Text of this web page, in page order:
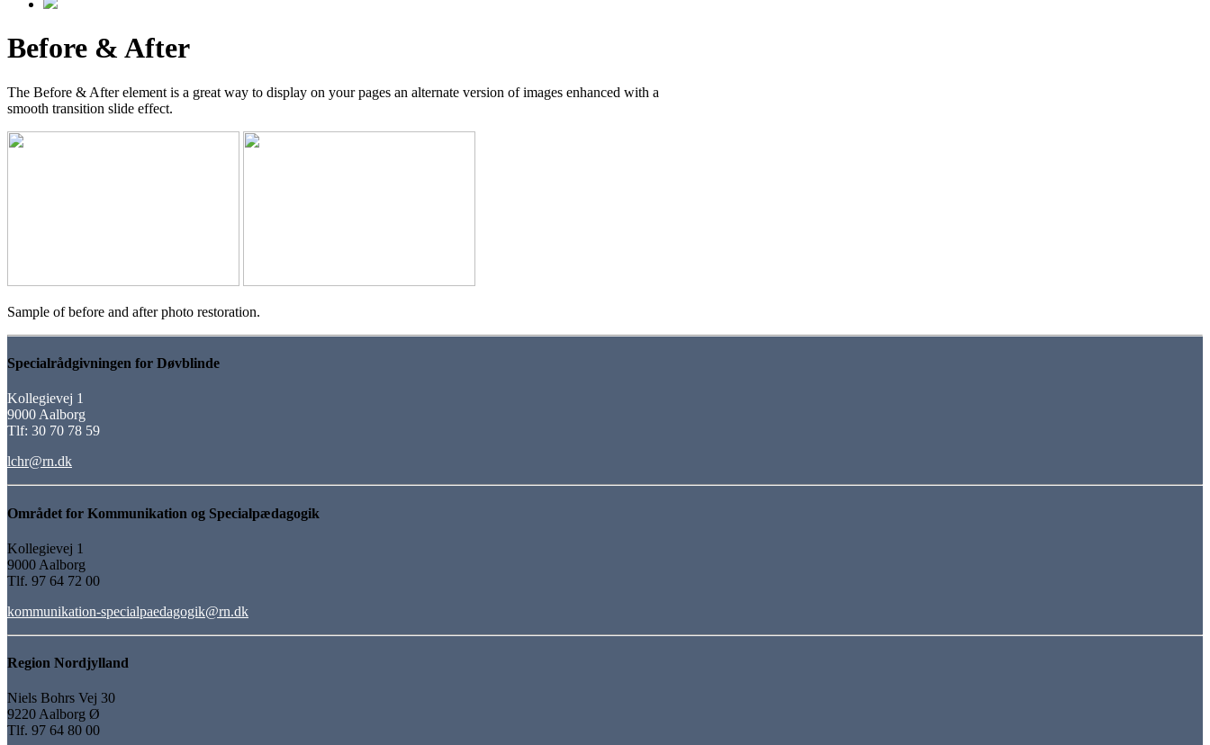
Before & After
The Before & After element is a great way to display on your pages an alternate version of images enhanced with a
smooth transition slide effect.
Sample of before and after photo restoration.
Specialrådgivningen for Døvblinde
Kollegievej 1
9000 Aalborg
Tlf: 30 70 78 59
lchr@rn.dk
Området for Kommunikation og Specialpædagogik
Kollegievej 1
9000 Aalborg
Tlf. 97 64 72 00
kommunikation-specialpaedagogik@rn.dk
Region Nordjylland
Niels Bohrs Vej 30
9220 Aalborg Ø
Tlf. 97 64 80 00